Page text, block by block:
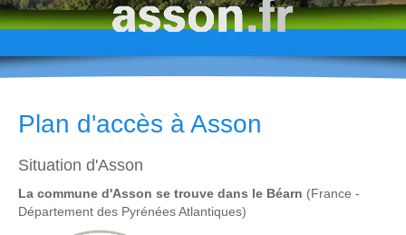
Plan d'accès à Asson
Situation d'Asson
La commune d'Asson se trouve dans le Béarn (France -
Département des Pyrénées Atlantiques)